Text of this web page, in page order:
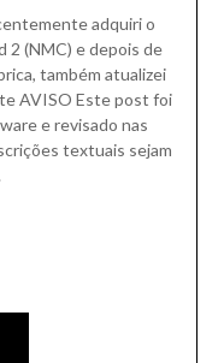
adquiri o
2 (NMC) e depois de
também atualizei
AVISO Este post foi
e revisado nas
textuais sejam